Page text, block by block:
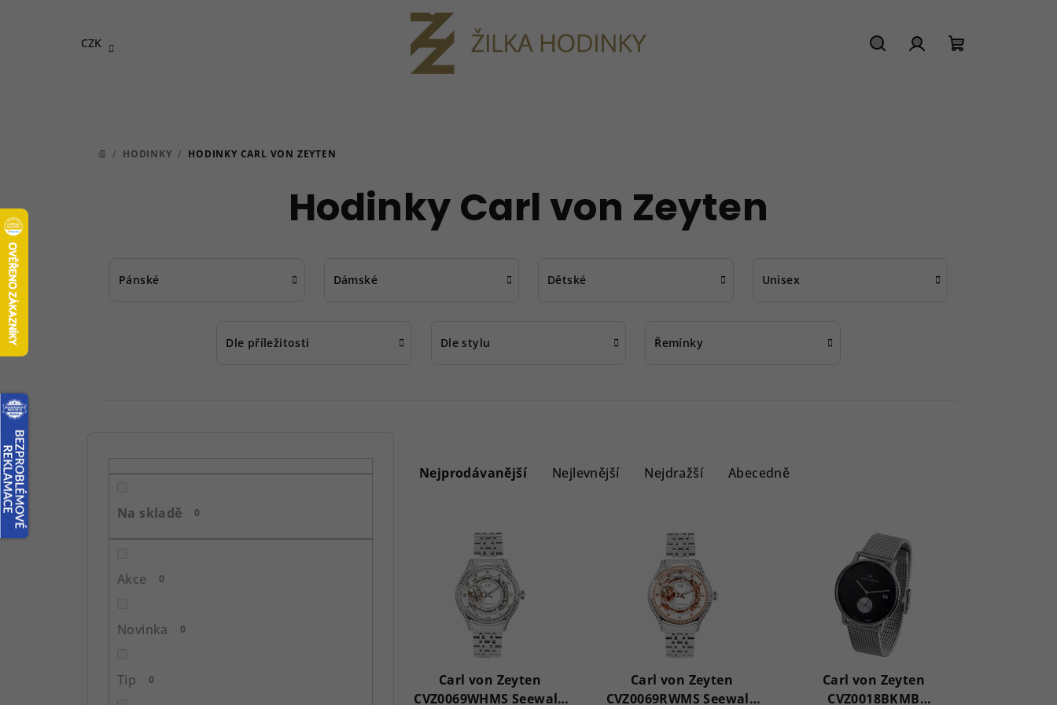
CZK
DOMŮ
/ HODINKY / HODINKY CARL VON ZEYTEN
Hodinky Carl von Zeyten
Pánské Dámské Dětské Unisex
Dle příležitosti Dle stylu Řemínky
Na skladě 0
Akce 0
Novinka 0
Tip 0
a
o
Nejprodávanější Nejlevnější Nejdražší Abecedně
Carl von Zeyten
CVZ0069WHMS Seewald
Carl von Zeyten
CVZ0069RWMS Seewald
Carl von Zeyten
CVZ0018BKMB